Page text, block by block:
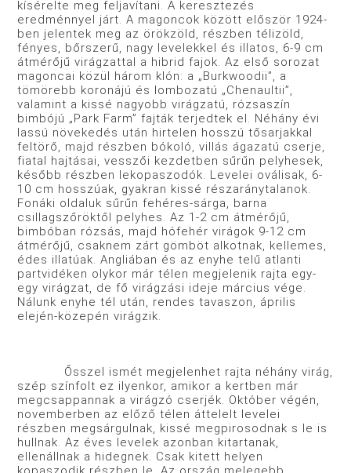
kísérelte meg feljavítani. A keresztezés
eredménnyel járt. A magoncok között először 1924-
ben jelentek meg az örökzöld, részben télizöld,
fényes, bőrszerű, nagy levelekkel és illatos, 6-9 cm
átmérőjű virágzattal a hibrid fajok. Az első sorozat
magoncai közül három klón: a „Burkwoodii”, a
tömörebb koronájú és lombozatú „Chenaultii”,
valamint a kissé nagyobb virágzatú, rózsaszín
bimbójú „Park Farm” fajták terjedtek el. Néhány évi
lassú növekedés után hirtelen hosszú tősarjakkal
feltörő, majd részben bókoló, villás ágazatú cserje,
fiatal hajtásai, vesszői kezdetben sűrűn pelyhesek,
később részben lekopaszodók. Levelei oválisak, 6-
10 cm hosszúak, gyakran kissé részaránytalanok.
Fonáki oldaluk sűrűn fehéres-sárga, barna
csillagszőröktől pelyhes. Az 1-2 cm átmérőjű,
bimbóban rózsás, majd hófehér virágok 9-12 cm
átmérőjű, csaknem zárt gömböt alkotnak, kellemes,
édes illatúak. Angliában és az enyhe telű atlanti
partvidéken olykor már télen megjelenik rajta egy-
egy virágzat, de fő virágzási ideje március vége.
Nálunk enyhe tél után, rendes tavaszon, április
elején-közepén virágzik.
Ősszel ismét megjelenhet rajta néhány virág,
szép színfolt ez ilyenkor, amikor a kertben már
megcsappannak a virágzó cserjék. Október végén,
novemberben az előző télen áttelelt levelei
részben megsárgulnak, kissé megpirosodnak s le is
hullnak. Az éves levelek azonban kitartanak,
ellenállnak a hidegnek. Csak kitett helyen